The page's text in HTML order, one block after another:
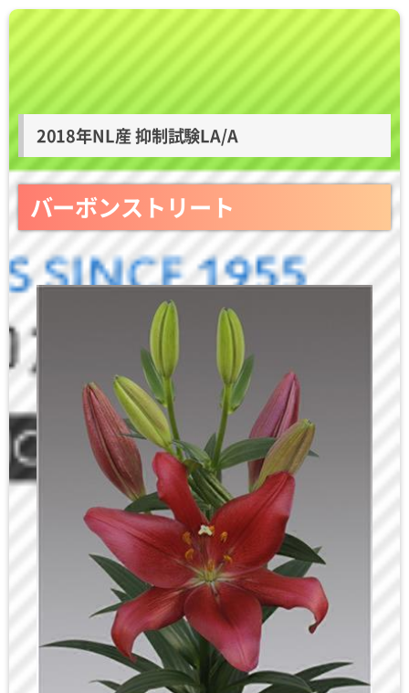
2018年NL産 抑制試験LA/A
バーボンストリート